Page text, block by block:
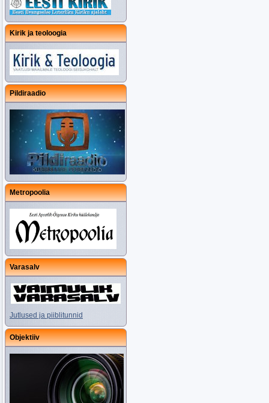
Kirik ja teoloogia
Pildiraadio
Metropoolia
Varasalv
Jutlused ja piiblitunnid
Objektiiv